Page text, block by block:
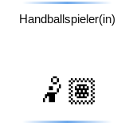
Handballspieler(in)
🤾🏽